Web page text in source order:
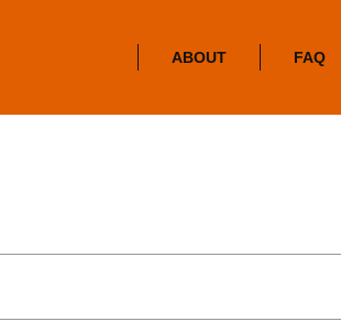
ABOUT FAQ